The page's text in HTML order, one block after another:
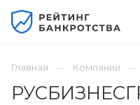
Главная Компании